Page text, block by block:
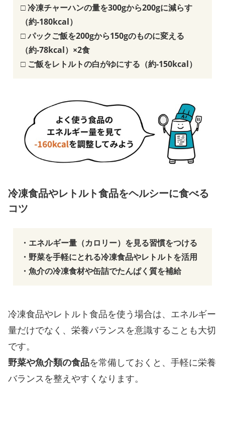
□ 冷凍チャーハンの量を300gから200gに減らす
（約-180kcal）
□ パックご飯を200gから150gのものに変える
（約-78kcal）×2食
□ ご飯をレトルトの白がゆにする（約-150kcal）
冷凍食品やレトルト食品をヘルシーに食べる
コツ
・エネルギー量（カロリー）を見る習慣をつける
・野菜を手軽にとれる冷凍食品やレトルトを活用
・魚介の冷凍食材や缶詰でたんぱく質を補給
冷凍食品やレトルト食品を使う場合は、エネルギー
量だけでなく、栄養バランスを意識することも大切
です。
野菜や魚介類の食品を常備しておくと、手軽に栄養
バランスを整えやすくなります。